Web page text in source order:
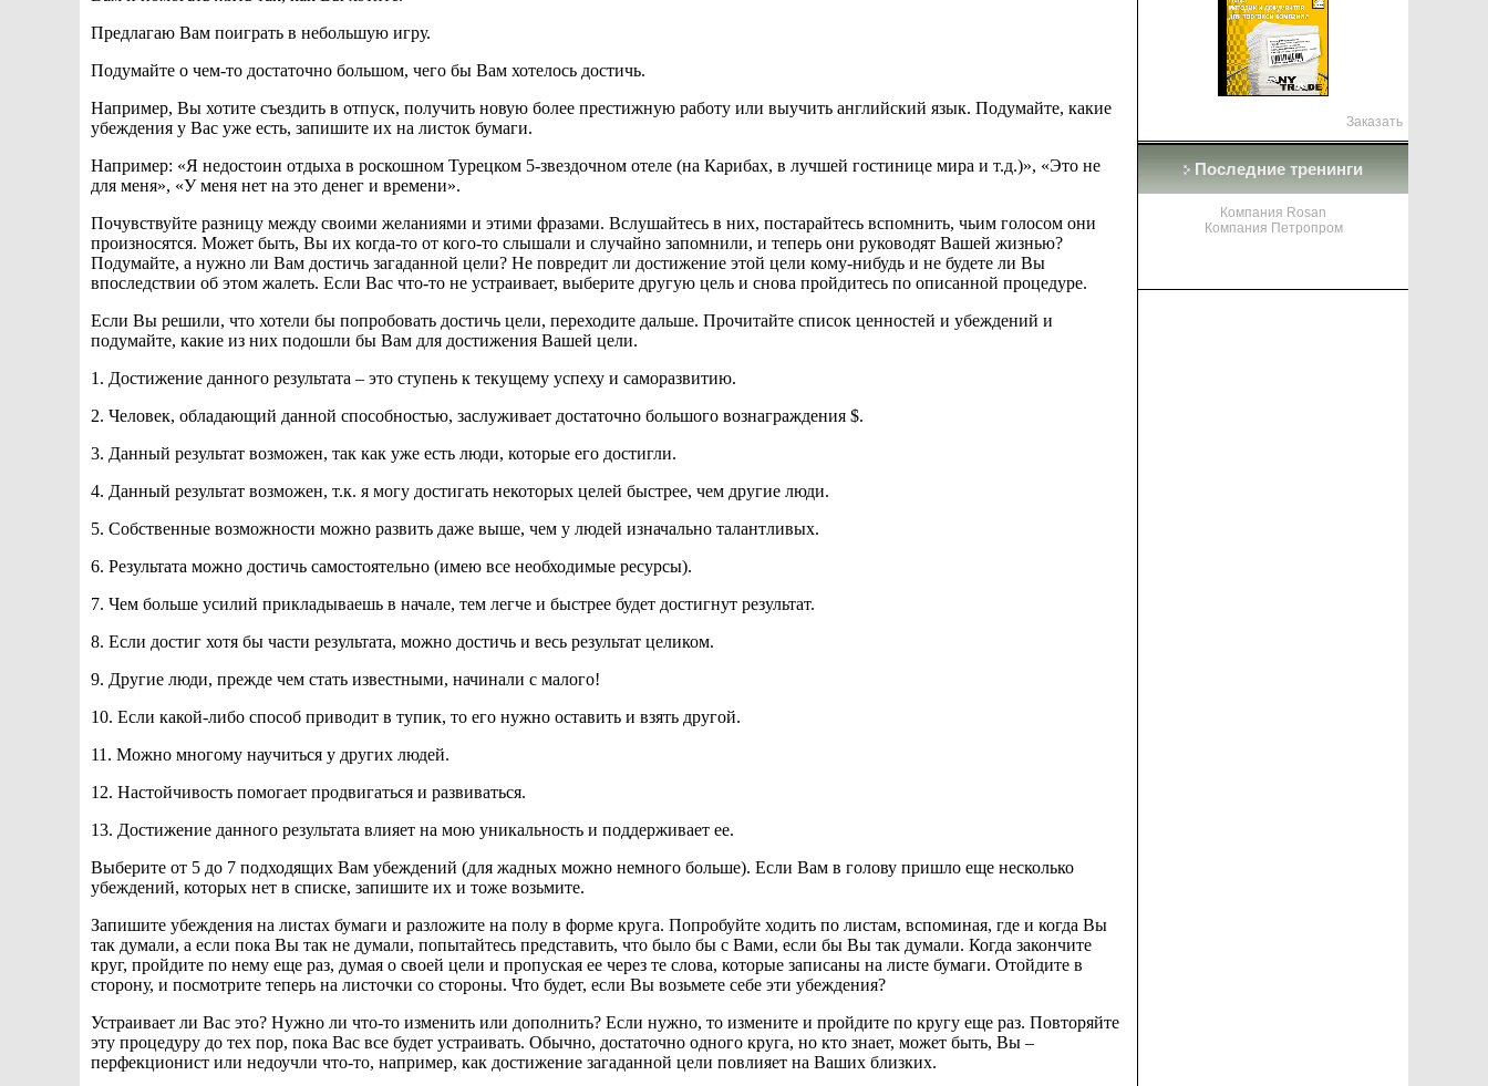
Предлагаю Вам поиграть в небольшую игру.
Подумайте о чем-то достаточно большом, чего бы Вам хотелось достичь.
Например, Вы хотите съездить в отпуск, получить новую более престижную работу или выучить английский язык. Подумайте, какие
убеждения у Вас уже есть, запишите их на листок бумаги.
Например: «Я недостоин отдыха в роскошном Турецком 5-звездочном отеле (на Карибах, в лучшей гостинице мира и т.д.)», «Это не
для меня», «У меня нет на это денег и времени».
Почувствуйте разницу между своими желаниями и этими фразами. Вслушайтесь в них, постарайтесь вспомнить, чьим голосом они
произносятся. Может быть, Вы их когда-то от кого-то слышали и случайно запомнили, и теперь они руководят Вашей жизнью?
Подумайте, а нужно ли Вам достичь загаданной цели? Не повредит ли достижение этой цели кому-нибудь и не будете ли Вы
впоследствии об этом жалеть. Если Вас что-то не устраивает, выберите другую цель и снова пройдитесь по описанной процедуре.
Если Вы решили, что хотели бы попробовать достичь цели, переходите дальше. Прочитайте список ценностей и убеждений и
подумайте, какие из них подошли бы Вам для достижения Вашей цели.
1. Достижение данного результата – это ступень к текущему успеху и саморазвитию.
2. Человек, обладающий данной способностью, заслуживает достаточно большого вознаграждения $.
3. Данный результат возможен, так как уже есть люди, которые его достигли.
4. Данный результат возможен, т.к. я могу достигать некоторых целей быстрее, чем другие люди.
5. Собственные возможности можно развить даже выше, чем у людей изначально талантливых.
6. Результата можно достичь самостоятельно (имею все необходимые ресурсы).
7. Чем больше усилий прикладываешь в начале, тем легче и быстрее будет достигнут результат.
8. Если достиг хотя бы части результата, можно достичь и весь результат целиком.
9. Другие люди, прежде чем стать известными, начинали с малого!
10. Если какой-либо способ приводит в тупик, то его нужно оставить и взять другой.
11. Можно многому научиться у других людей.
12. Настойчивость помогает продвигаться и развиваться.
13. Достижение данного результата влияет на мою уникальность и поддерживает ее.
Выберите от 5 до 7 подходящих Вам убеждений (для жадных можно немного больше). Если Вам в голову пришло еще несколько
убеждений, которых нет в списке, запишите их и тоже возьмите.
Запишите убеждения на листах бумаги и разложите на полу в форме круга. Попробуйте ходить по листам, вспоминая, где и когда Вы
так думали, а если пока Вы так не думали, попытайтесь представить, что было бы с Вами, если бы Вы так думали. Когда закончите
круг, пройдите по нему еще раз, думая о своей цели и пропуская ее через те слова, которые записаны на листе бумаги. Отойдите в
сторону, и посмотрите теперь на листочки со стороны. Что будет, если Вы возьмете себе эти убеждения?
Устраивает ли Вас это? Нужно ли что-то изменить или дополнить? Если нужно, то измените и пройдите по кругу еще раз. Повторяйте
эту процедуру до тех пор, пока Вас все будет устраивать. Обычно, достаточно одного круга, но кто знает, может быть, Вы –
перфекционист или недоучли что-то, например, как достижение загаданной цели повлияет на Ваших близких.
Заказать
Последние тренинги
Компания Rosan
Компания Петропром